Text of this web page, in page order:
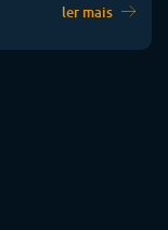
ler mais